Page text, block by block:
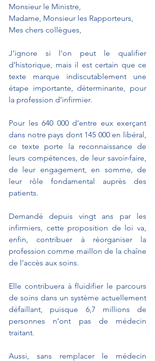
Monsieur le Ministre,
Madame, Monsieur les Rapporteurs,
Mes chers collègues,
J’ignore si l’on peut le qualifier
d’historique, mais il est certain que ce
texte marque indiscutablement une
étape importante, déterminante, pour
la profession d’infirmier.
Pour les 640 000 d’entre eux exerçant
dans notre pays dont 145 000 en libéral,
ce texte porte la reconnaissance de
leurs compétences, de leur savoir-faire,
de leur engagement, en somme, de
leur rôle fondamental auprès des
patients.
Demandé depuis vingt ans par les
infirmiers, cette proposition de loi va,
enfin, contribuer à réorganiser la
profession comme maillon de la chaîne
de l’accès aux soins.
Elle contribuera à fluidifier le parcours
de soins dans un système actuellement
défaillant, puisque 6,7 millions de
personnes n’ont pas de médecin
traitant.
Aussi, sans remplacer le médecin